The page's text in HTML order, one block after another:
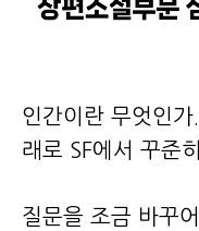
인간이란 무엇인
래로 SF에서 꾸준
질문을 조금 바꾸